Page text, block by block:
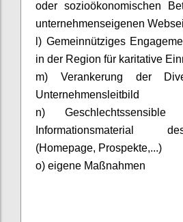
oder sozioökonomischen
unternehmenseigenen
l) Gemeinnütziges
in der Region für karitative
m) Verankerung der
Unternehmensleitbild
n)
Informationsmaterial
(Homepage, Prospekte,...)
o) eigene Maßnahmen